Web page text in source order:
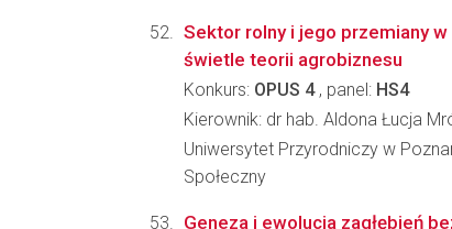
Sektor rolny i jego przemiany
świetle teorii agrobiznesu
Konkurs: OPUS 4, panel: HS4
Kierownik: dr hab. Aldona Łucja
Uniwersytet Przyrodniczy w
Społeczny
Geneza i ewolucja zagłębień